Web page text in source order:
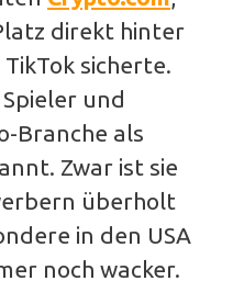
direkt hinter
sicherte.
und
Branche als
Zwar ist sie
überholt
in den USA
noch wacker.